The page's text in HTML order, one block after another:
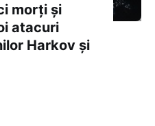
morți și
atacuri
Harkov și